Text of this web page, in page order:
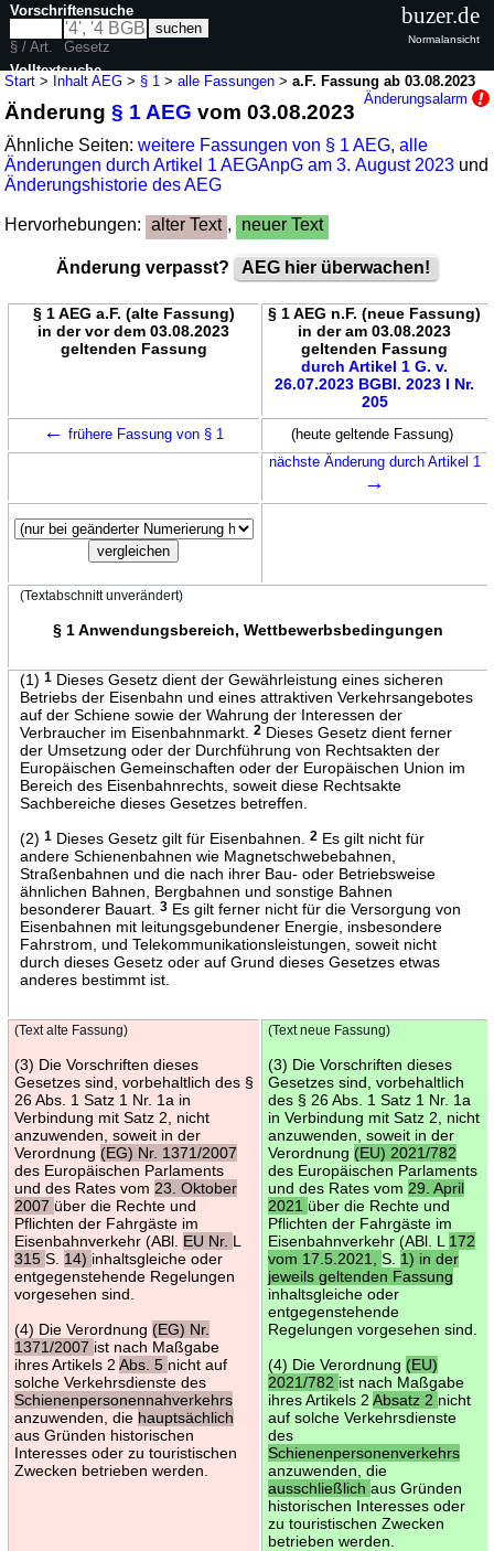
Start > Inhalt AEG > § 1 >alle Fassungen >a.F. Fassung ab 03.08.2023
Änderungsalarm
Änderung§ 1 AEG vom 03.08.2023
Ähnliche Seiten:weitere Fassungen von § 1 AEG,alle
Änderungen durch Artikel 1 AEGAnpG am 3. August 2023 und
Änderungshistorie des AEG
Hervorhebungen: alter Text , neuer Text
Änderung verpasst? AEG hier überwachen!
§ 1 AEG a.F. (alte Fassung)
in der vor dem 03.08.2023
geltenden Fassung
§ 1 AEG n.F. (neue Fassung)
in der am 03.08.2023
geltenden Fassung
durch Artikel 1 G. v.
26.07.2023 BGBl. 2023 I Nr.
205
← frühere Fassung von § 1
(heute geltende Fassung)
nächste Änderung durch Artikel 1
→
(Textabschnitt unverändert)
§ 1 Anwendungsbereich, Wettbewerbsbedingungen
(1) 1Dieses Gesetz dient der Gewährleistung eines sicheren
Betriebs der Eisenbahn und eines attraktiven Verkehrsangebotes
auf der Schiene sowie der Wahrung der Interessen der
Verbraucher im Eisenbahnmarkt.
2Dieses Gesetz dient ferner
der Umsetzung oder der Durchführung von Rechtsakten der
Europäischen Gemeinschaften oder der Europäischen Union im
Bereich des Eisenbahnrechts, soweit diese Rechtsakte
Sachbereiche dieses Gesetzes betreffen.
(2) 1Dieses Gesetz gilt für Eisenbahnen. 2Es gilt nicht für
andere Schienenbahnen wie Magnetschwebebahnen,
Straßenbahnen und die nach ihrer Bau- oder Betriebsweise
ähnlichen Bahnen, Bergbahnen und sonstige Bahnen
besonderer Bauart.
3Es gilt ferner nicht für die Versorgung von
Eisenbahnen mit leitungsgebundener Energie, insbesondere
Fahrstrom, und Telekommunikationsleistungen, soweit nicht
durch dieses Gesetz oder auf Grund dieses Gesetzes etwas
anderes bestimmt ist.
(Text alte Fassung)
(3) Die Vorschriften dieses
Gesetzes sind, vorbehaltlich des §
26 Abs. 1 Satz 1 Nr. 1a in
Verbindung mit Satz 2, nicht
anzuwenden, soweit in der
Verordnung (EG) Nr. 1371/2007
des Europäischen Parlaments
und des Rates vom 23. Oktober
2007 über die Rechte und
Pflichten der Fahrgäste im
Eisenbahnverkehr (ABl. EU Nr. L
315 S. 14) inhaltsgleiche oder
entgegenstehende Regelungen
vorgesehen sind.
(4) Die Verordnung (EG) Nr.
1371/2007 ist nach Maßgabe
ihres Artikels 2 Abs. 5 nicht auf
solche Verkehrsdienste des
Schienenpersonennahverkehrs
anzuwenden, die hauptsächlich
aus Gründen historischen
Interesses oder zu touristischen
Zwecken betrieben werden.
(Text neue Fassung)
(3) Die Vorschriften dieses
Gesetzes sind, vorbehaltlich
des § 26 Abs. 1 Satz 1 Nr. 1a
in Verbindung mit Satz 2, nicht
anzuwenden, soweit in der
Verordnung (EU) 2021/782
des Europäischen Parlaments
und des Rates vom 29. April
2021 über die Rechte und
Pflichten der Fahrgäste im
Eisenbahnverkehr (ABl. L 172
vom 17.5.2021, S. 1) in der
jeweils geltenden Fassung
inhaltsgleiche oder
entgegenstehende
Regelungen vorgesehen sind.
(4) Die Verordnung (EU)
2021/782 ist nach Maßgabe
ihres Artikels 2 Absatz 2 nicht
auf solche Verkehrsdienste
des
Schienenpersonenverkehrs
anzuwenden, die
ausschließlich aus Gründen
historischen Interesses oder
zu touristischen Zwecken
betrieben werden.
Vorschriftensuche
§ / Art.
Gesetz
Volltextsuche
nur in AEG
buzer.de
Normalansicht